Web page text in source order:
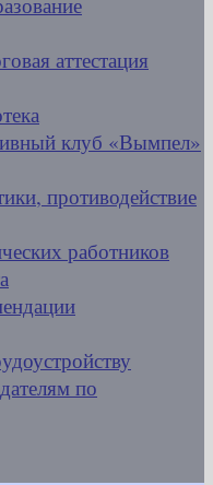
аттестация
клуб «Вымпел»
противодействие
работников
по